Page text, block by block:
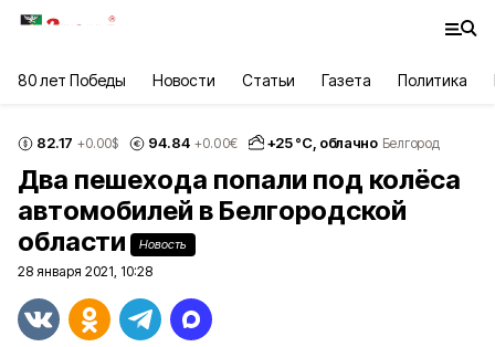
80 лет Победы Новости Статьи Газета Политика
82.17 +0.00$ 94.84 +0.00€ +25°С, облачно Белгород
Два пешехода попали под колёса
автомобилей в Белгородской
области
Новость
28 января 2021, 10:28